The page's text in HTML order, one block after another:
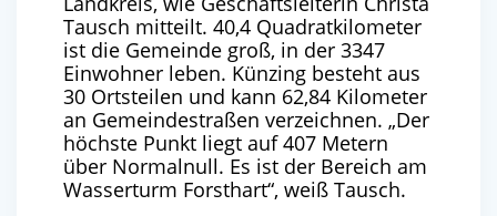
Tausch mitteilt. 40,4 Quadratkilometer
ist die Gemeinde groß, in der 3347
Einwohner leben. Künzing besteht aus
30 Ortsteilen und kann 62,84 Kilometer
an Gemeindestraßen verzeichnen. „Der
höchste Punkt liegt auf 407 Metern
über Normalnull. Es ist der Bereich am
Wasserturm Forsthart“, weiß Tausch.